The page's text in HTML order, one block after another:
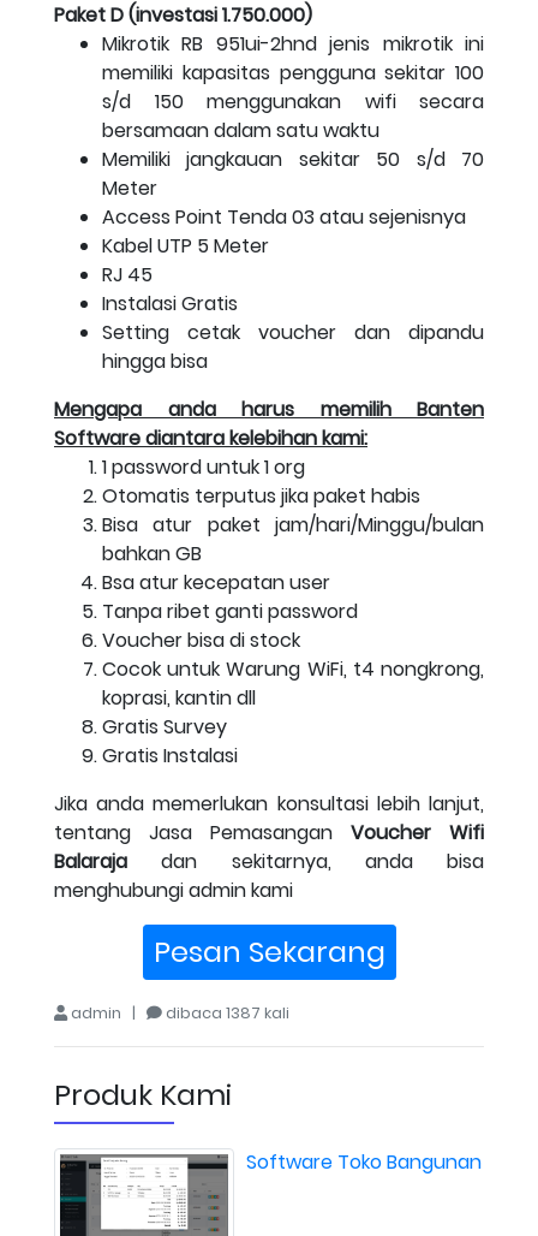
Paket D (investasi 1.750.000)
Mikrotik RB 951ui-2hnd jenis mikrotik ini
memiliki kapasitas pengguna sekitar 100
s/d 150 menggunakan wifi secara
bersamaan dalam satu waktu
Memiliki jangkauan sekitar 50 s/d 70
Meter
Access Point Tenda 03 atau sejenisnya
Kabel UTP 5 Meter
RJ 45
Instalasi Gratis
Setting cetak voucher dan dipandu
hingga bisa
Mengapa anda harus memilih Banten
Software diantara kelebihan kami:
1 password untuk 1 org
Otomatis terputus jika paket habis
Bisa atur paket jam/hari/Minggu/bulan
bahkan GB
Bsa atur kecepatan user
Tanpa ribet ganti password
Voucher bisa di stock
Cocok untuk Warung WiFi, t4 nongkrong,
koprasi, kantin dll
Gratis Survey
Gratis Instalasi
Jika anda memerlukan konsultasi lebih lanjut,
tentang Jasa Pemasangan Voucher Wifi
Balaraja dan sekitarnya, anda bisa
menghubungi admin kami
Pesan Sekarang
admin | dibaca 1387 kali
Produk Kami
Software Toko Bangunan